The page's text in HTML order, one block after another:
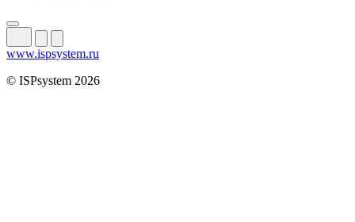
www.ispsystem.ru
© ISPsystem 2026